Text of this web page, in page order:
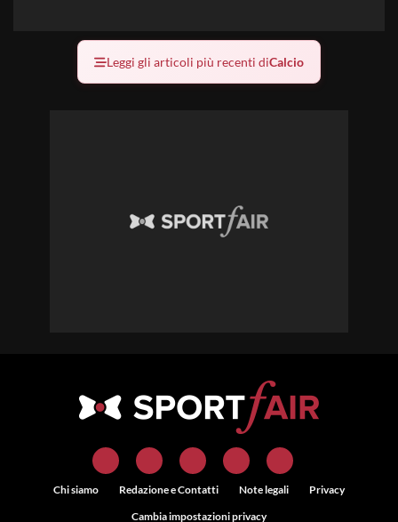
Leggi gli articoli più recenti diCalcio
Chi siamo Redazione e Contatti Note legali
Privacy
Cambia impostazioni privacy